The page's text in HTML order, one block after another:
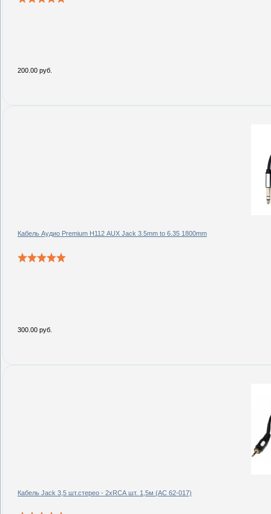
200.00 руб.
Кабель Аудио Premium H112 AUX Jack 3.5mm to 6.35 1800mm
300.00 руб.
Кабель Jack 3,5 шт.стерео - 2xRCA шт. 1,5м (AC 62-017)